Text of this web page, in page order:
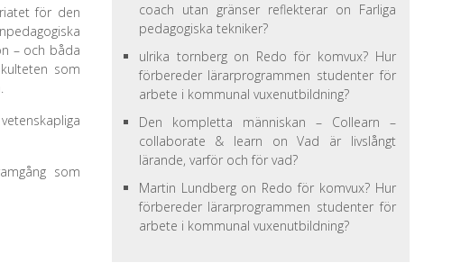
för den
– och båda
som
som
coach utan gränser reflekteraron Farliga
pedagogiska tekniker?
ulrika tornbergon Redo för komvux? Hur
förbereder lärarprogrammen studenter för
arbete i kommunal vuxenutbildning?
Den kompletta människan – Collearn –
collaborate & learn onVad är livslångt
lärande, varför och för vad?
Martin Lundbergon Redo för komvux? Hur
förbereder lärarprogrammen studenter för
arbete i kommunal vuxenutbildning?